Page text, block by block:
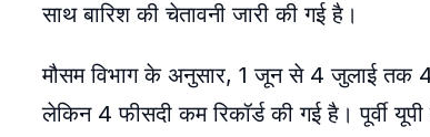
साथ बारिश की चेतावनी जारी की गई है।
मौसम विभाग के अनुसार, 1 जून से 4 जुलाई तक 44
लेकिन 4 फीसदी कम रिकॉर्ड की गई है। पूर्वी